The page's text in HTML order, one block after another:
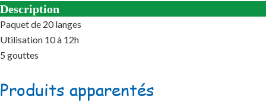
Description
Paquet de 20 langes
Utilisation 10 à 12h
5 gouttes
Produits apparentés